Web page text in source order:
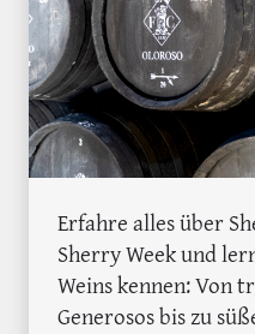
Erfahre alles über
Sherry Week und
Weins kennen: Von
Generosos bis zu